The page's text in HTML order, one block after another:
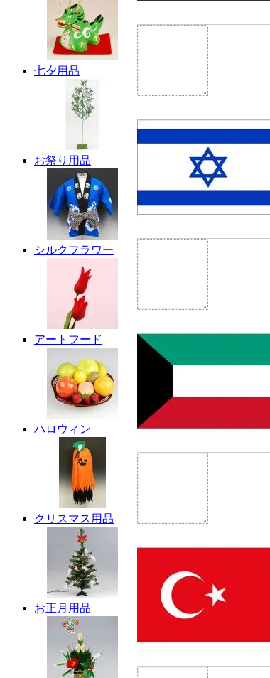
七夕用品
お祭り用品
シルクフラワー
アートフード
ハロウィン
クリスマス用品
お正月用品